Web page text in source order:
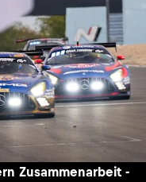
Zusammenarbeit -